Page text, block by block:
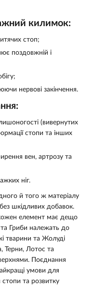
килимок:
стоп;
поздовжній і
нервові закінчення.
(вивернутих
стопи та інших
вен, артрозу та
ніг.
й того ж матеріалу
шкідливих добавок.
елемент має дещо
Гриби належать до
тварини та Жолуді
Терни, Лотос та
Поєднання
умови для
та розвитку